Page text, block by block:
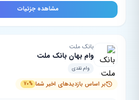
مشاهده جزئیات
بانک ملت
وام بهان بانک ملت
وام نقدی
بر اساس بازدیدهای اخیر شما 70%